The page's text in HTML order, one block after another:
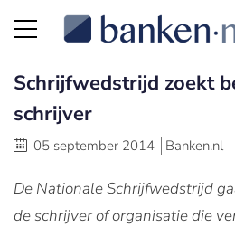
Schrijfwedstrijd zoekt
schrijver
05 september 2014 Banken.nl
De Nationale Schrijfwedstrijd
de schrijver of organisatie die